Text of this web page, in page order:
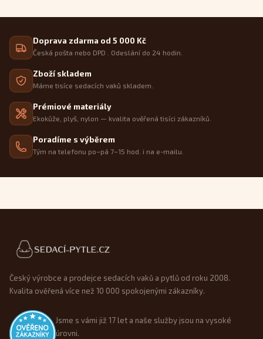
Doprava zdarma od 5 000 Kč
Česká pošta nebo DPD . Odeslání do 24 hodin.
Zboží skladem
Máme tisíce sedacích vaků skladem.
Prémiové materiály
Ekokůže, plyš, nylon — kvalita ověřená tisíci zákazníků.
Poradíme s výběrem
Tým na telefonu po–pá 7–15 hod. i na e-mailu.
Patička webu
Český výrobce a prodejce sedacích vaků a pytlů od roku 2008.
Kvalita ověřená více než 10 000 spokojenými zákazníky.
Jsme s vámi již 17 let a naše služby jsou na vysoké
úrovni.